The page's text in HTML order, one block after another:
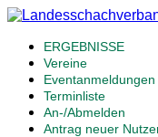
ERGEBNISSE
Vereine
Eventanmeldungen
Terminliste
An-/Abmelden
Antrag neuer